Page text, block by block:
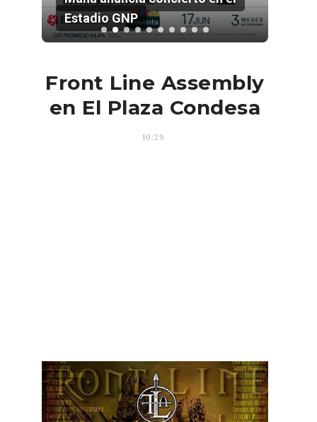
Estadio GNP
Front Line Assembly
en El Plaza Condesa
10:29